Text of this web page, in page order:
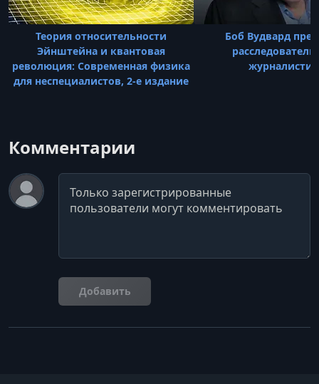
Теория относительности
Эйнштейна и квантовая
революция: Современная физика
для неспециалистов, 2-е издание
Боб Вудвард
Комментарии
Комментарий
Добавить